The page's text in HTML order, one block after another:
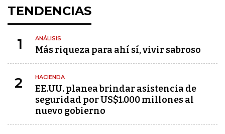
TENDENCIAS
1 ANÁLISIS
Más riqueza para ahí sí, vivir sabroso
2 HACIENDA
EE.UU. planea brindar asistencia de
seguridad por US$1.000 millones al
nuevo gobierno